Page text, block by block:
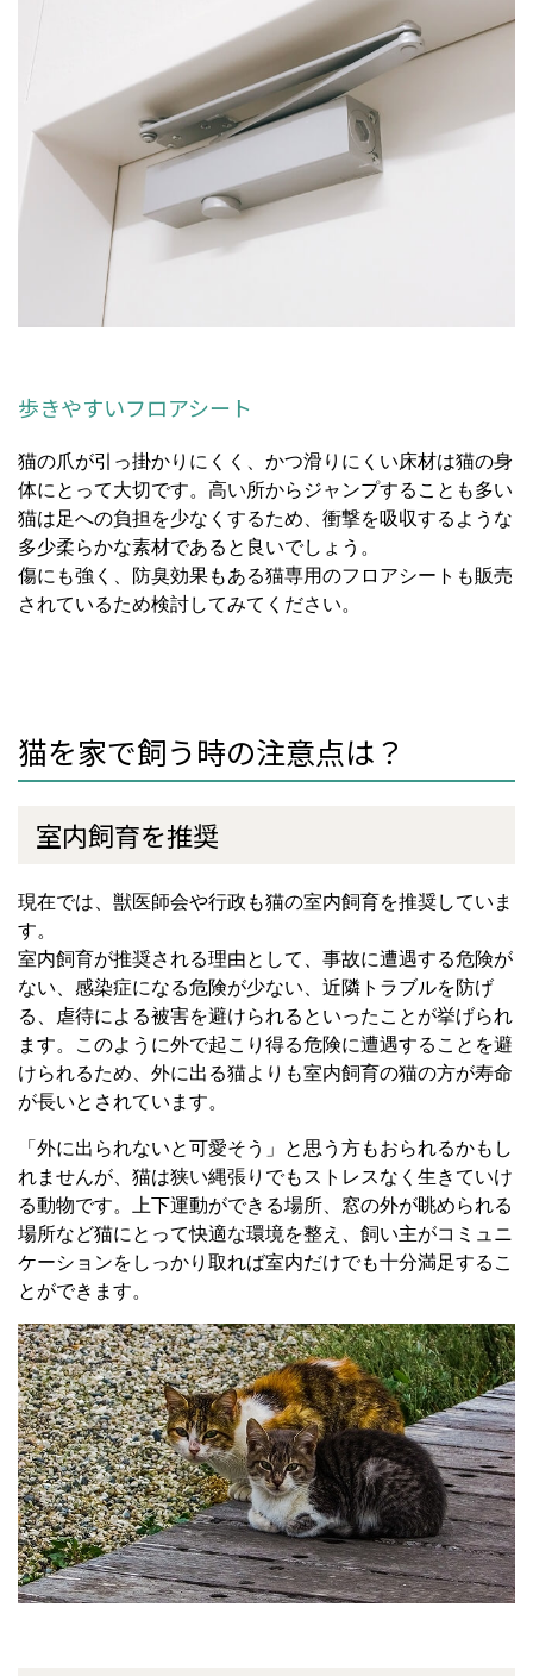
歩きやすいフロアシート
猫の爪が引っ掛かりにくく、かつ滑りにくい床材は猫の身
体にとって大切です。高い所からジャンプすることも多い
猫は足への負担を少なくするため、衝撃を吸収するような
多少柔らかな素材であると良いでしょう。
傷にも強く、防臭効果もある猫専用のフロアシートも販売
されているため検討してみてください。
猫を家で飼う時の注意点は？
室内飼育を推奨
現在では、獣医師会や行政も猫の室内飼育を推奨していま
す。
室内飼育が推奨される理由として、事故に遭遇する危険が
ない、感染症になる危険が少ない、近隣トラブルを防げ
る、虐待による被害を避けられるといったことが挙げられ
ます。このように外で起こり得る危険に遭遇することを避
けられるため、外に出る猫よりも室内飼育の猫の方が寿命
が長いとされています。
「外に出られないと可愛そう」と思う方もおられるかもし
れませんが、猫は狭い縄張りでもストレスなく生きていけ
る動物です。上下運動ができる場所、窓の外が眺められる
場所など猫にとって快適な環境を整え、飼い主がコミュニ
ケーションをしっかり取れば室内だけでも十分満足するこ
とができます。